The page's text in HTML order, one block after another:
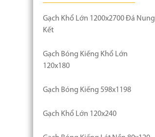
Gạch Khổ Lớn 1200x2700 Đá Nung
Kết
Gạch Bóng Kiếng Khổ Lớn
120x180
Gạch Bóng Kiếng 598x1198
Gạch Khổ Lớn 120x240